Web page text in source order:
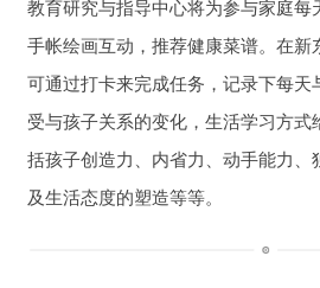
教育研究与指导中心将为参与家庭每
手帐绘画互动，推荐健康菜谱。在新
可通过打卡来完成任务，记录下每天
受与孩子关系的变化，生活学习方式
括孩子创造力、内省力、动手能力、
及生活态度的塑造等等。